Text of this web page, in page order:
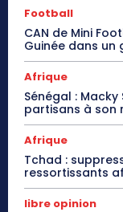
Football
CAN de Mini
Guinée dans
Afrique
Sénégal :
partisans à son
Afrique
Tchad :
ressortissants
libre opinion